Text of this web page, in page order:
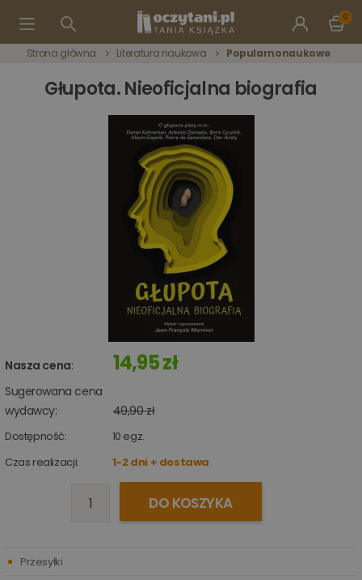
0
Strona główna Literatura naukowa Popularnonaukowe
Głupota. Nieoficjalna biografia
Nasza cena: 14,95 zł
Sugerowana cena
wydawcy:
49,90 zł
Dostępność: 10 egz.
Czas realizacji:
1-2 dni + dostawa
DO KOSZYKA
Przesyłki